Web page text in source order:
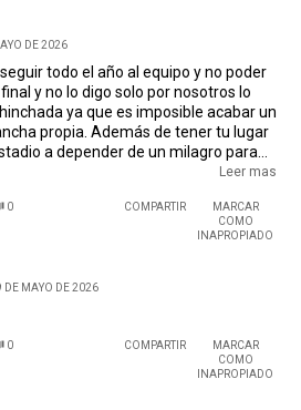
DE 2026
todo el año al equipo y no poder
y no lo digo solo por nosotros lo
ya que es imposible acabar un
propia. Además de tener tu lugar
a depender de un milagro para
importante del campeonato, una estafa
Leer mas
0 COMPARTIR
MARCAR
COMO
INAPROPIADO
DE MAYO DE 2026
0 COMPARTIR
MARCAR
COMO
INAPROPIADO